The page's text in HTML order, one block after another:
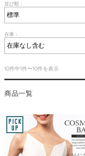
並び順：
在庫：
10件中1件〜10件を表示
商品一覧